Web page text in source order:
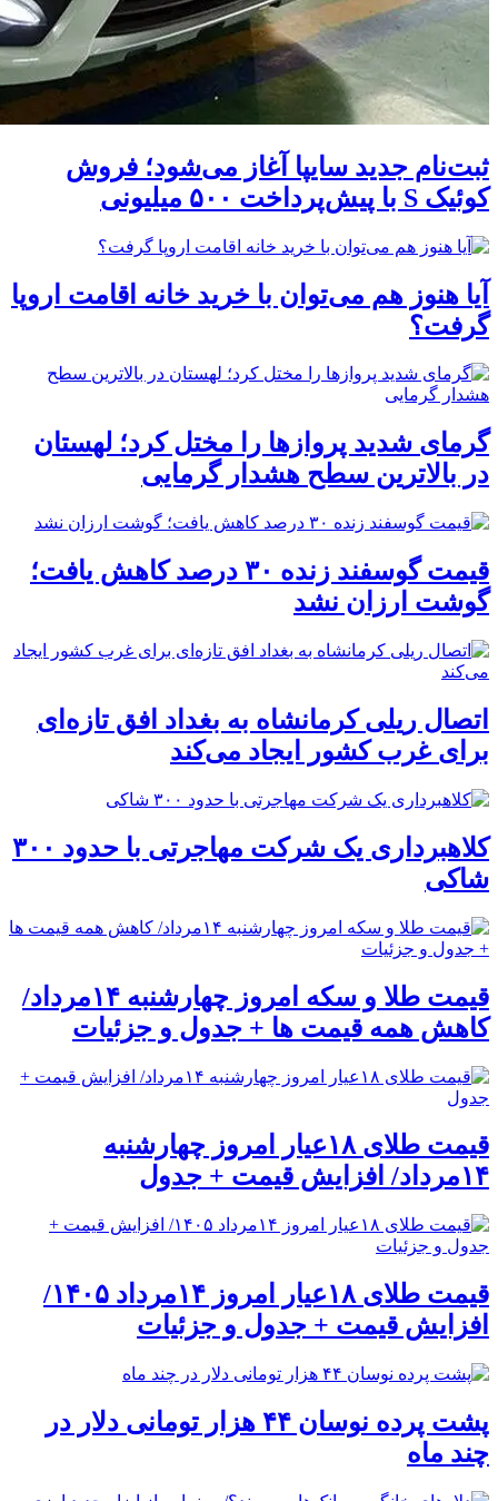
ثبت‌نام جدید سایپا آغاز می‌شود؛ فروش
کوئیک S با پیش‌پرداخت ۵۰۰ میلیونی
آیا هنوز هم می‌توان با خرید خانه اقامت اروپا
گرفت؟
گرمای شدید پروازها را مختل کرد؛ لهستان
در بالاترین سطح هشدار گرمایی
قیمت گوسفند زنده ۳۰ درصد کاهش یافت؛
گوشت ارزان نشد
اتصال ریلی کرمانشاه به بغداد افق تازه‌ای
برای غرب کشور ایجاد می‌کند
کلاهبرداری یک شرکت مهاجرتی با حدود ۳۰۰
شاکی
قیمت طلا و سکه امروز چهارشنبه ۱۴مرداد/
کاهش همه قیمت ها + جدول و جزئیات
قیمت طلای ۱۸عیار امروز چهارشنبه
۱۴مرداد/ افزایش قیمت + جدول
قیمت طلای ۱۸عیار امروز ۱۴مرداد ۱۴۰۵/
افزایش قیمت + جدول و جزئیات
پشت پرده نوسان ۴۴ هزار تومانی دلار در
چند ماه